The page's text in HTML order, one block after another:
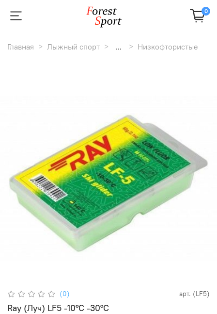
0
Главная Лыжный спорт ... Низкофтористые
(0) арт. (LF5)
Ray (Луч) LF5 -10°С -30°С